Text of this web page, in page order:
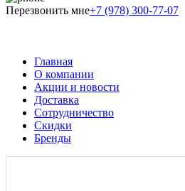
Перезвонить мне+7 (978) 300-77-07
Главная
О компании
Акции и новости
Доставка
Сотрудничество
Скидки
Бренды